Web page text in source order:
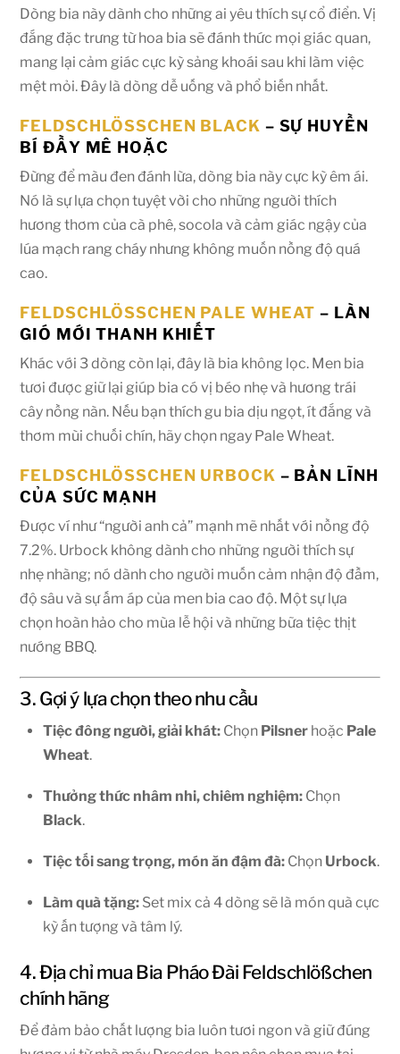
Dòng bia này dành cho những ai yêu thích sự cổ điển. Vị
đắng đặc trưng từ hoa bia sẽ đánh thức mọi giác quan,
mang lại cảm giác cực kỳ sảng khoái sau khi làm việc
mệt mỏi. Đây là dòng dễ uống và phổ biến nhất.
FELDSCHLÖSSCHEN BLACK
– SỰ HUYỀN
BÍ ĐẦY MÊ HOẶC
Đừng để màu đen đánh lừa, dòng bia này cực kỳ êm ái.
Nó là sự lựa chọn tuyệt vời cho những người thích
hương thơm của cà phê, socola và cảm giác ngậy của
lúa mạch rang cháy nhưng không muốn nồng độ quá
cao.
FELDSCHLÖSSCHEN PALE WHEAT
– LÀN
GIÓ MỚI THANH KHIẾT
Khác với 3 dòng còn lại, đây là bia không lọc. Men bia
tươi được giữ lại giúp bia có vị béo nhẹ và hương trái
cây nồng nàn. Nếu bạn thích gu bia dịu ngọt, ít đắng và
thơm mùi chuối chín, hãy chọn ngay Pale Wheat.
FELDSCHLÖSSCHEN URBOCK
– BẢN LĨNH
CỦA SỨC MẠNH
Được ví như “người anh cả” mạnh mẽ nhất với nồng độ
7.2%. Urbock không dành cho những người thích sự
nhẹ nhàng; nó dành cho người muốn cảm nhận độ đầm,
độ sâu và sự ấm áp của men bia cao độ. Một sự lựa
chọn hoàn hảo cho mùa lễ hội và những bữa tiệc thịt
nướng BBQ.
3. Gợi ý lựa chọn theo nhu cầu
Tiệc đông người, giải khát: Chọn Pilsner hoặc Pale
Wheat.
Thưởng thức nhâm nhi, chiêm nghiệm: Chọn
Black.
Tiệc tối sang trọng, món ăn đậm đà: Chọn Urbock.
Làm quà tặng: Set mix cả 4 dòng sẽ là món quà cực
kỳ ấn tượng và tâm lý.
4. Địa chỉ mua Bia Pháo Đài Feldschlößchen
chính hãng
Để đảm bảo chất lượng bia luôn tươi ngon và giữ đúng